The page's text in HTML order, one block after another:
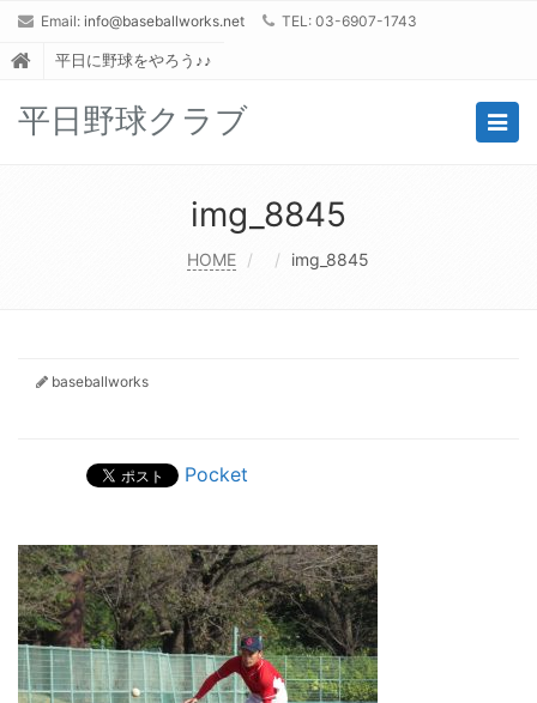
Email: info@baseballworks.net TEL: 03-6907-1743
平日に野球をやろう♪♪
平日野球クラブ
img_8845
HOME img_8845
baseballworks
Pocket